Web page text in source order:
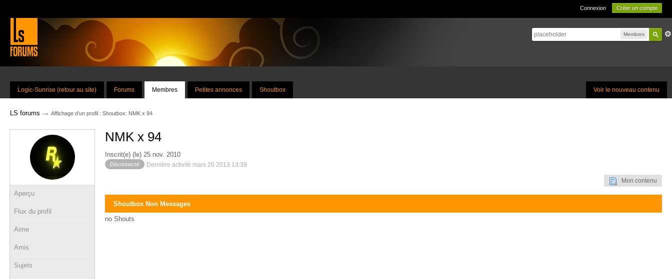
Connexion Créer un compte
Membres
Voir le nouveau contenu
Logic-Sunrise (retour au site) Forums Membres Petites annonces Shoutbox
LS forums → Affichage d'un profil : Shoutbox: NMK x 94
Aperçu
Flux du profil
Aime
Amis
Sujets
NMK x 94
Inscrit(e) (le) 25 nov. 2010
Déconnecté Dernière activité mars 20 2013 13:39
Mon contenu
Shoutbox Non Messages
no Shouts